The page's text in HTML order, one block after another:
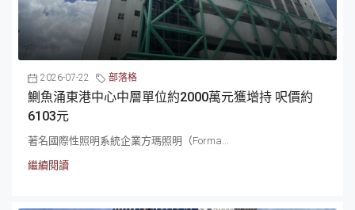
2026-07-22 部落格
鰂魚涌東港中心中層單位約2000萬元獲增持 呎價約
6103元
著名國際性照明系統企業方瑪照明（Forma...
繼續閱讀